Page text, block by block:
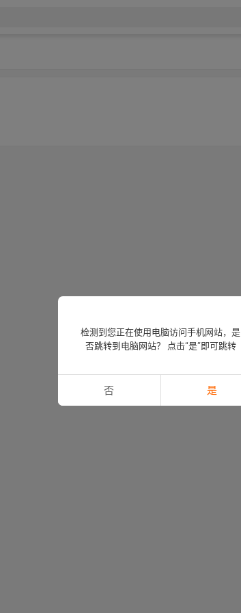
检测到您正在使用电脑访问手机网站，是
否跳转到电脑网站？ 点击“是”即可跳转
否 是